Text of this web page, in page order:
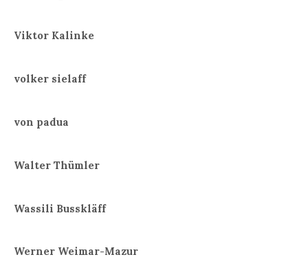
Viktor Kalinke
volker sielaff
von padua
Walter Thümler
Wassili Busskläff
Werner Weimar-Mazur